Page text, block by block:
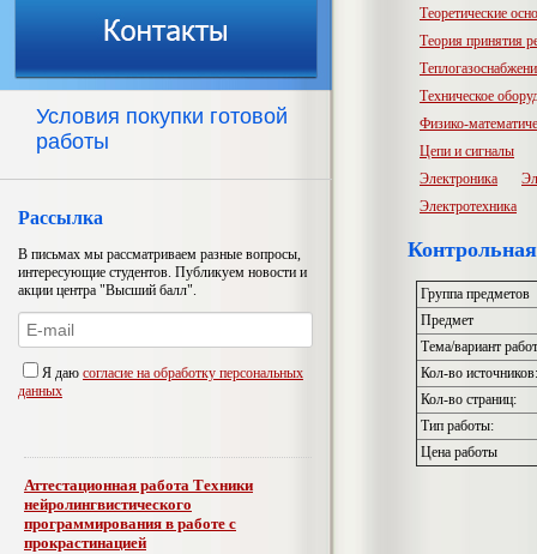
Условия покупки готовой
работы
Рассылка
В письмах мы рассматриваем разные вопросы,
интересующие студентов. Публикуем новости и
акции центра "Высший балл".
Я даю согласие на обработку персональных
данных
Аттестационная работа Техники
нейролингвистического
программирования в работе с
прокрастинацией
Теоретические
Теория принятия
Техническое
Физико-
Цепи и сигналы
Электроника
Электротехника
Группа предметов
Предмет
Тема/вариант
Кол-во источников:
Кол-во страниц:
Тип работы:
Цена работы